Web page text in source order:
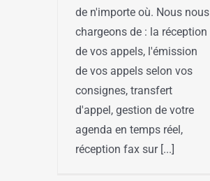
de n'importe où. Nous nous
chargeons de : la réception
de vos appels, l'émission
de vos appels selon vos
consignes, transfert
d'appel, gestion de votre
agenda en temps réel,
réception fax sur [...]